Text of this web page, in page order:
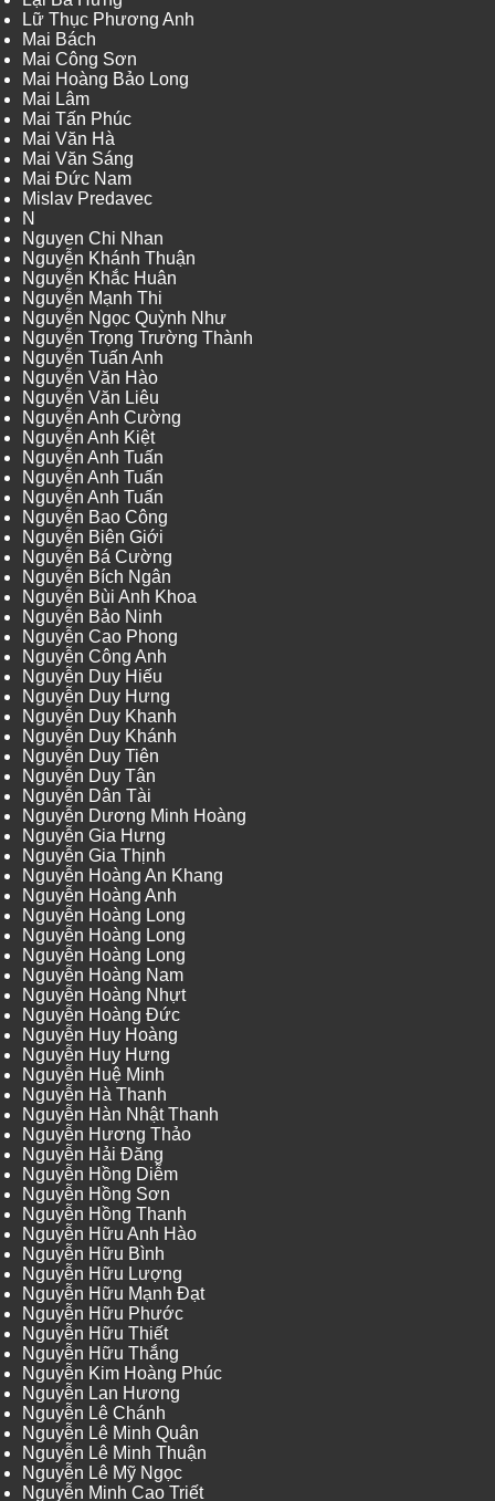
Lữ Thục Phương Anh
Mai Bách
Mai Công Sơn
Mai Hoàng Bảo Long
Mai Lâm
Mai Tấn Phúc
Mai Văn Hà
Mai Văn Sáng
Mai Đức Nam
Mislav Predavec
N
Nguyen Chi Nhan
Nguyễn Khánh Thuận
Nguyễn Khắc Huân
Nguyễn Mạnh Thi
Nguyễn Ngọc Quỳnh Như
Nguyễn Trọng Trường Thành
Nguyễn Tuấn Anh
Nguyễn Văn Hào
Nguyễn Văn Liêu
Nguyễn Anh Cường
Nguyễn Anh Kiệt
Nguyễn Anh Tuấn
Nguyễn Anh Tuấn
Nguyễn Anh Tuấn
Nguyễn Bao Công
Nguyễn Biên Giới
Nguyễn Bá Cường
Nguyễn Bích Ngân
Nguyễn Bùi Anh Khoa
Nguyễn Bảo Ninh
Nguyễn Cao Phong
Nguyễn Công Anh
Nguyễn Duy Hiếu
Nguyễn Duy Hưng
Nguyễn Duy Khanh
Nguyễn Duy Khánh
Nguyễn Duy Tiên
Nguyễn Duy Tân
Nguyễn Dân Tài
Nguyễn Dương Minh Hoàng
Nguyễn Gia Hưng
Nguyễn Gia Thịnh
Nguyễn Hoàng An Khang
Nguyễn Hoàng Anh
Nguyễn Hoàng Long
Nguyễn Hoàng Long
Nguyễn Hoàng Long
Nguyễn Hoàng Nam
Nguyễn Hoàng Nhựt
Nguyễn Hoàng Đức
Nguyễn Huy Hoàng
Nguyễn Huy Hưng
Nguyễn Huệ Minh
Nguyễn Hà Thanh
Nguyễn Hàn Nhật Thanh
Nguyễn Hương Thảo
Nguyễn Hải Đăng
Nguyễn Hồng Diễm
Nguyễn Hồng Sơn
Nguyễn Hồng Thanh
Nguyễn Hữu Anh Hào
Nguyễn Hữu Bình
Nguyễn Hữu Lượng
Nguyễn Hữu Mạnh Đạt
Nguyễn Hữu Phước
Nguyễn Hữu Thiết
Nguyễn Hữu Thắng
Nguyễn Kim Hoàng Phúc
Nguyễn Lan Hương
Nguyễn Lê Chánh
Nguyễn Lê Minh Quân
Nguyễn Lê Minh Thuận
Nguyễn Lê Mỹ Ngọc
Nguyễn Minh Cao Triết